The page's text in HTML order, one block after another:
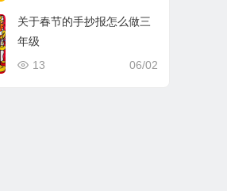
关于春节的手抄报怎么做三
年级
06/02
13